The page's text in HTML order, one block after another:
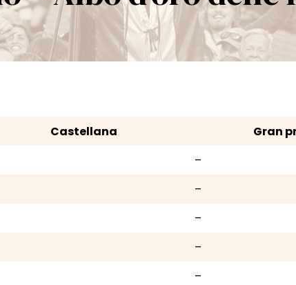
Castellana Gran
–
–
–
–
–